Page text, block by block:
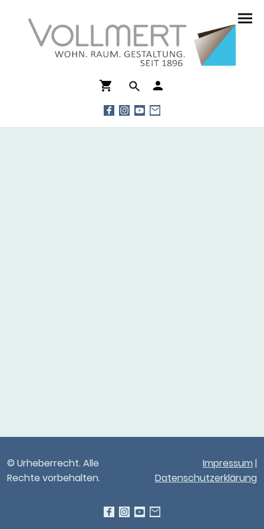
© Urheberrecht. Alle
Rechte vorbehalten.
Impressum |
Datenschutzerklärung